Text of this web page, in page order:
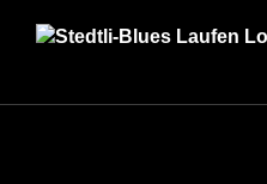
Inhalt